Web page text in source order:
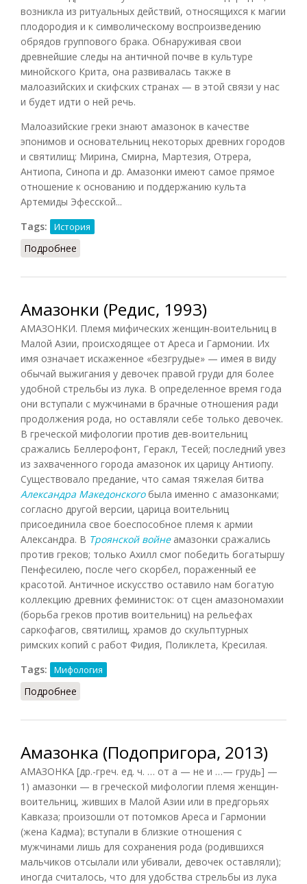
возникла из ритуальных действий, относящихся к магии
плодородия и к символическому воспроизведению
обрядов группового брака. Обнаруживая свои
древнейшие следы на античной почве в культуре
минойского Крита, она развивалась также в
малоазийских и скифских странах — в этой связи у нас
и будет идти о ней речь.
Малоазийские греки знают амазонок в качестве
эпонимов и основательниц некоторых древних городов
и святилищ: Мирина, Смирна, Мартезия, Отрера,
Антиопа, Синопа и др. Амазонки имеют самое прямое
отношение к основанию и поддержанию культа
Артемиды Эфесской...
Tags:
История
Подробнее
Амазонки (Редис, 1993)
АМАЗОНКИ. Племя мифических женщин-воительниц в
Малой Азии, происходящее от Ареса и Гармонии. Их
имя означает искаженное «безгрудые» — имея в виду
обычай выжигания у девочек правой груди для более
удобной стрельбы из лука. В определенное время года
они вступали с мужчинами в брачные отношения ради
продолжения рода, но оставляли себе только девочек.
В греческой мифологии против дев-воительниц
сражались Беллерофонт, Геракл, Тесей; последний увез
из захваченного города амазонок их царицу Антиопу.
Существовало предание, что самая тяжелая битва
Александра Македонскогобыла именно с амазонками;
согласно другой версии, царица воительниц
присоединила свое боеспособное племя к армии
Александра. В Троянской войнеамазонки сражались
против греков; только Ахилл смог победить богатыршу
Пенфесилею, после чего скорбел, пораженный ее
красотой. Античное искусство оставило нам богатую
коллекцию древних феминисток: от сцен амазономахии
(борьба греков против воительниц) на рельефах
саркофагов, святилищ, храмов до скульптурных
римских копий с работ Фидия, Поликлета, Кресилая.
Tags:
Мифология
Подробнее
Амазонка (Подопригора, 2013)
АМАЗОНКА [др.-греч. ед. ч. … от а — не и …— грудь] —
1) амазонки — в греческой мифологии племя женщин-
воительниц, живших в Малой Азии или в предгорьях
Кавказа; произошли от потомков Ареса и Гармонии
(жена Кадма); вступали в близкие отношения с
мужчинами лишь для сохранения рода (родившихся
мальчиков отсылали или убивали, девочек оставляли);
иногда считалось, что для удобства стрельбы из лука